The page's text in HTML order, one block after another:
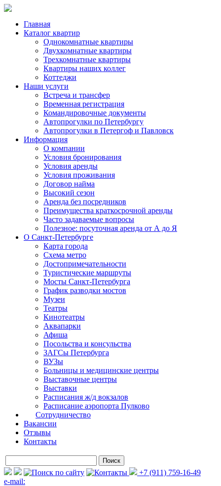
Главная
Каталог квартир
Однокомнатные квартиры
Двухкомнатные квартиры
Трехкомнатные квартиры
Квартиры наших коллег
Коттеджи
Наши услуги
Встреча и трансфер
Временная регистрация
Командировочные документы
Автопрогулки по Петербургу
Автопрогулки в Петергоф и Павловск
Информация
О компании
Условия бронирования
Условия аренды
Условия проживания
Договор найма
Высокий сезон
Аренда без посредников
Преимущества краткосрочной аренды
Часто задаваемые вопросы
Полезное: посуточная аренда от А до Я
О Санкт-Петербурге
Карта города
Схема метро
Достопримечательности
Туристические маршруты
Мосты Санкт-Петербурга
График разводки мостов
Музеи
Театры
Кинотеатры
Аквапарки
Афиша
Посольства и консульства
ЗАГСы Петербурга
ВУЗы
Больницы и медицинские центры
Выставочные центры
Выставки
Расписания ж/д вокзалов
Расписание аэропорта Пулково
Сотрудничество
Вакансии
Отзывы
Контакты
+7 (911) 759-16-49
e-mail: